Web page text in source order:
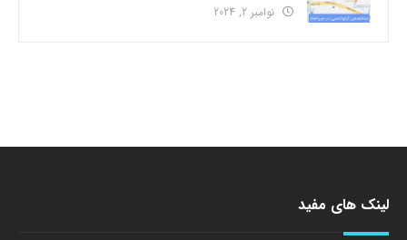
نوامبر 2, 2024
لینک های مفید